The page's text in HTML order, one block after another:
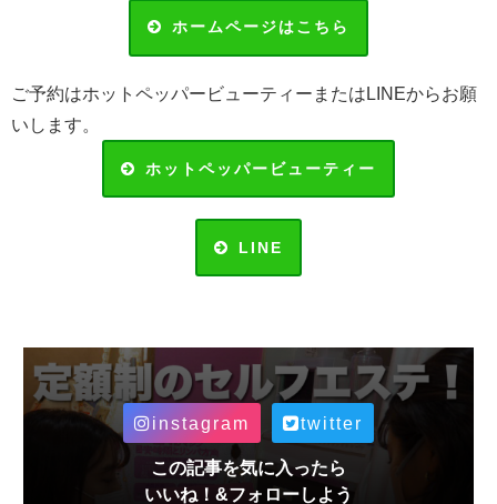
ホームページはこちら
ご予約はホットペッパービューティーまたはLINEからお願
いします。
ホットペッパービューティー
LINE
instagram twitter
この記事を気に入ったら
いいね！&フォローしよう